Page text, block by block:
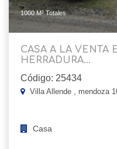
1000 M² Totales
CASA A LA VENTA
HERRADURA...
Código: 25434
Villa Allende , mendoza
Casa